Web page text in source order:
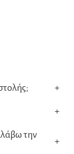
+
+
την
+